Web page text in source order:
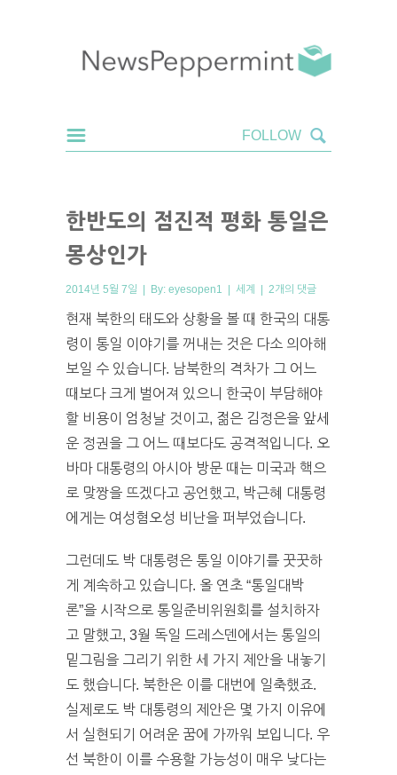
한반도의 점진적 평화 통일은
몽상인가
2014년 5월 7일 | By: eyesopen1 | 세계 | 2개의 댓글
현재 북한의 태도와 상황을 볼 때 한국의 대통
령이 통일 이야기를 꺼내는 것은 다소 의아해
보일 수 있습니다. 남북한의 격차가 그 어느
때보다 크게 벌어져 있으니 한국이 부담해야
할 비용이 엄청날 것이고, 젊은 김정은을 앞세
운 정권을 그 어느 때보다도 공격적입니다. 오
바마 대통령의 아시아 방문 때는 미국과 핵으
로 맞짱을 뜨겠다고 공언했고, 박근혜 대통령
에게는 여성혐오성 비난을 퍼부었습니다.
그런데도 박 대통령은 통일 이야기를 꿋꿋하
게 계속하고 있습니다. 올 연초 “통일대박
론”을 시작으로 통일준비위원회를 설치하자
고 말했고, 3월 독일 드레스덴에서는 통일의
밑그림을 그리기 위한 세 가지 제안을 내놓기
도 했습니다. 북한은 이를 대번에 일축했죠.
실제로도 박 대통령의 제안은 몇 가지 이유에
서 실현되기 어려운 꿈에 가까워 보입니다. 우
선 북한이 이를 수용할 가능성이 매우 낮다는